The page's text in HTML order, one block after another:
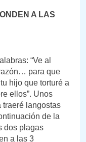
A LAS
“Ve al
para que
hijo que torturé a
ellos”. Unos
traeré langostas
de la
dos plagas
a las 3